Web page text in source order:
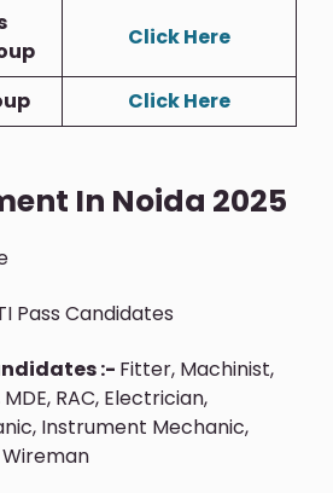
Click Here
Click Here
In Noida 2025
Pass Candidates
:- Fitter, Machinist,
RAC, Electrician,
Instrument Mechanic,
Wireman